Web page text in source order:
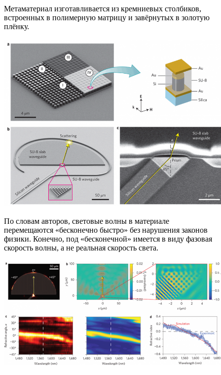
Метаматериал изготавливается из кремниевых столбиков,
встроенных в полимерную матрицу и завёрнутых в золотую
плёнку.
По словам авторов, световые волны в материале
перемещаются «бесконечно быстро» без нарушения законов
физики. Конечно, под «бесконечной» имеется в виду фазовая
скорость волны, а не реальная скорость света.